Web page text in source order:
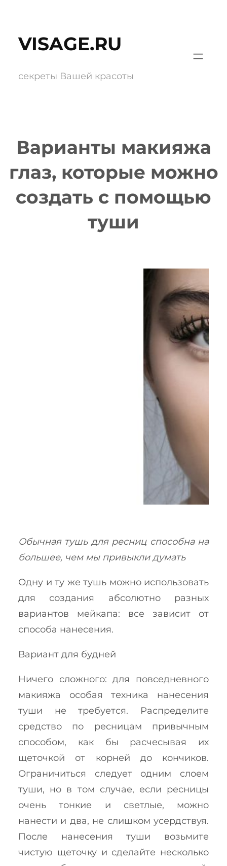
содержимому
VISAGE.RU
секреты Вашей красоты
Варианты макияжа
глаз, которые можно
создать с помощью
туши
Обычная тушь для ресниц способна на
большее, чем мы привыкли думать
Одну и ту же тушь можно использовать
для создания абсолютно разных
вариантов мейкапа: все зависит от
способа нанесения.
Вариант для будней
Ничего сложного: для повседневного
макияжа особая техника нанесения
туши не требуется. Распределите
средство по ресницам привычным
способом, как бы расчесывая их
щеточкой от корней до кончиков.
Ограничиться следует одним слоем
туши, но в том случае, если ресницы
очень тонкие и светлые, можно
нанести и два, не слишком усердствуя.
После нанесения туши возьмите
чистую щеточку и сделайте несколько